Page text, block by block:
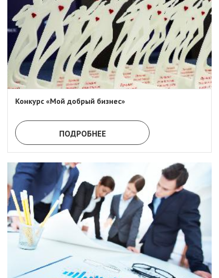
Конкурс «Мой добрый бизнес»
ПОДРОБНЕЕ